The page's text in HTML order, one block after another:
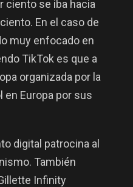
ciento se iba hacia
En el caso de
muy enfocado en
TikTok es que a
organizada por la
en Europa por sus
digital patrocina al
También
Infinity